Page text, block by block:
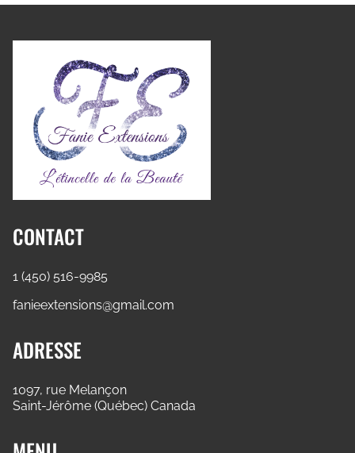
CONTACT
1 (450) 516-9985
fanieextensions@gmail.com
ADRESSE
1097, rue Melançon
Saint-Jérôme (Québec) Canada